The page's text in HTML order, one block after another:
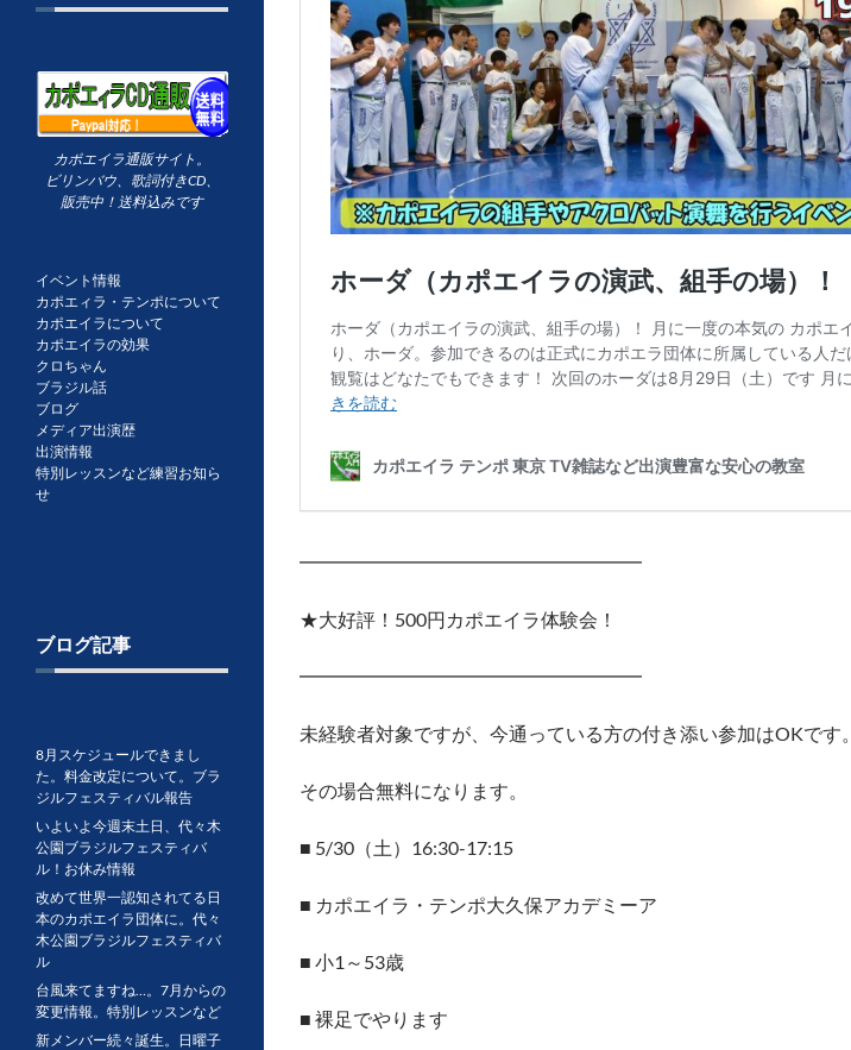
━━━━━━━━━━━━━━━━━━
★大好評！500円カポエイラ体験会！
━━━━━━━━━━━━━━━━━━
未経験者対象ですが、今通っている方の付き添い参加はOKです。
その場合無料になります。
■ 5/30（土）16:30-17:15
■ カポエイラ・テンポ大久保アカデミーア
■ 小1～53歳
■ 裸足でやります
カポエイラ通販サイト。
ビリンバウ、歌詞付きCD、
販売中！送料込みです
イベント情報
カポエィラ・テンポについて
カポエイラについて
カポエイラの効果
クロちゃん
ブラジル話
ブログ
メディア出演歴
出演情報
特別レッスンなど練習お知ら
せ
ブログ記事
8月スケジュールできまし
た。料金改定について。ブラ
ジルフェスティバル報告
いよいよ今週末土日、代々木
公園ブラジルフェスティバ
ル！お休み情報
改めて世界一認知されてる日
本のカポエイラ団体に。代々
木公園ブラジルフェスティバ
ル
台風来てますね…。7月からの
変更情報。特別レッスンなど
新メンバー続々誕生。日曜子